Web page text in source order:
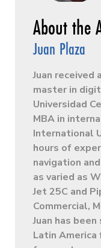
Juan Plaza
Juan received
master in
Universidad
MBA in
International
hours of
navigation
as varied as
Jet 25C and
Commercial,
Juan has
Latin America